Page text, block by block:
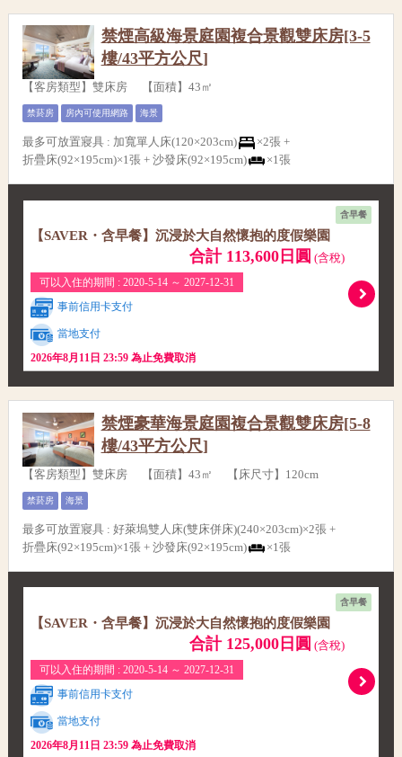
禁煙高級海景庭園複合景觀雙床房[3-5
樓/43平方公尺]
【客房類型】雙床房 【面積】43㎡
禁菸房 房內可使用網路 海景
最多可放置寢具 : 加寬單人床(120×203cm)
×2張 +
折疊床(92×195cm)×1張 + 沙發床(92×195cm) ×1張
含早餐
【SAVER・含早餐】沉浸於大自然懷抱的度假樂園
合計 113,600日圓 (含稅)
可以入住的期間 : 2020-5-14 ～ 2027-12-31
事前信用卡支付
當地支付
2026年8月11日 23:59 為止免費取消
禁煙豪華海景庭園複合景觀雙床房[5-8
樓/43平方公尺]
【客房類型】雙床房 【面積】43㎡ 【床尺寸】120cm
禁菸房 海景
最多可放置寢具 : 好萊塢雙人床(雙床併床)(240×203cm)×2張 +
折疊床(92×195cm)×1張 + 沙發床(92×195cm) ×1張
含早餐
【SAVER・含早餐】沉浸於大自然懷抱的度假樂園
合計 125,000日圓 (含稅)
可以入住的期間 : 2020-5-14 ～ 2027-12-31
事前信用卡支付
當地支付
2026年8月11日 23:59 為止免費取消